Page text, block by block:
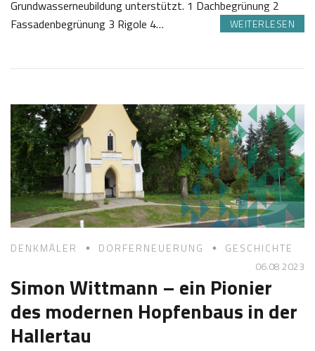
Grundwasserneubildung unterstützt. 1 Dachbegrünung 2
Fassadenbegrünung 3 Rigole 4…
WEITERLESEN
1
0
8
2
0
2
3
o
e
f
K
a
s
t
l
DENKMÄLER DORFERNEUERUNG
GESCHICHTE
06.08 2023
Simon Wittmann – ein Pionier
des modernen Hopfenbaus in der
Hallertau